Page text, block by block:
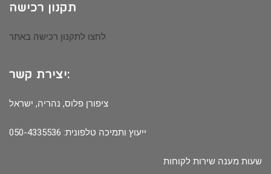
תקנון רכישה
לחצו לתקנון רכישה באתר
יצירת קשר:
ציפורן פלוס, נהריה, ישראל
ייעוץ ותמיכה טלפונית: 050-4335536
שעות מענה שירות לקוחות